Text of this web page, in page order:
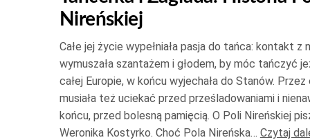
Nireńskiej
Całe jej życie wypełniała pasja do tańca: kontakt z
wymuszała szantażem i głodem, by móc tańczyć
całej Europie, w końcu wyjechała do Stanów. Przez
musiała też uciekać przed prześladowaniami i
końcu, przed bolesną pamięcią. O Poli Nireńskiej
Weronika Kostyrko. Choć Pola Nireńska… Czytaj